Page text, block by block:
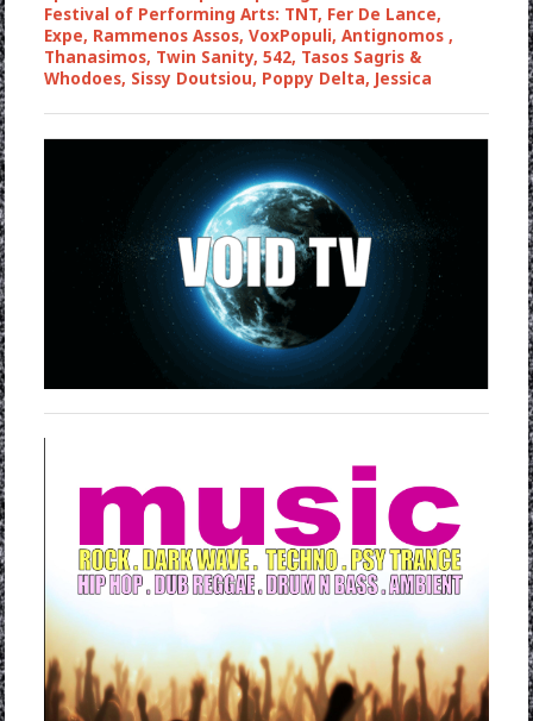
Festival of Performing Arts: TNT, Fer De Lance,
Expe, Rammenos Assos, VoxPopuli, Antignomos ,
Thanasimos, Twin Sanity, 542, Tasos Sagris &
Whodoes, Sissy Doutsiou, Poppy Delta, Jessica